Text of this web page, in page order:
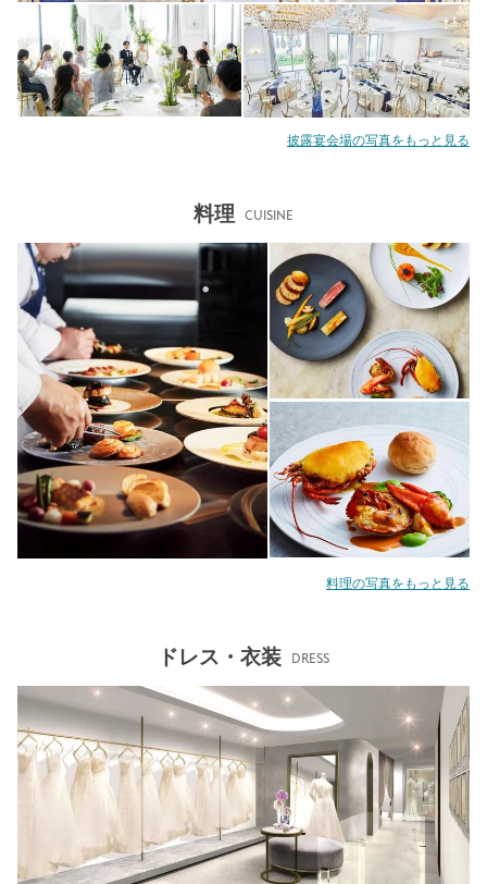
披露宴会場の写真をもっと見る
料理 CUISINE
料理の写真をもっと見る
ドレス・衣装 DRESS